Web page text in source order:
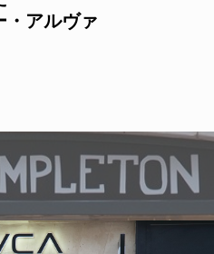
アルヴァ